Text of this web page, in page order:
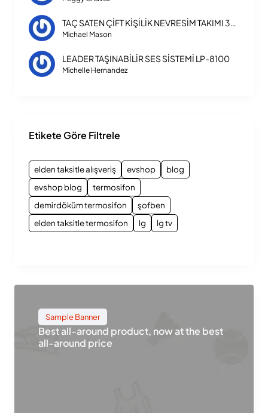
TAÇ SATEN ÇİFT KİŞİLİK NEVRESİM TAKIMI 3254
Michael Mason
LEADER TAŞINABİLİR SES SİSTEMİ LP-8100
Michelle Hernandez
Etikete Göre Filtrele
elden taksitle alışveriş evshop
blog
evshop blog
termosifon
demirdöküm termosifon
şofben
elden taksitle termosifon
lg lg tv
Sample Banner
Best all-around product, now at the best
all-around price